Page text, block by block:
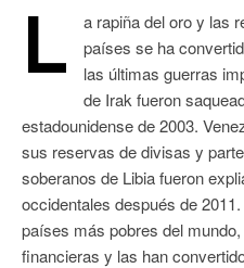
L
a rapiña del oro y las
países se ha
las últimas guerras
de Irak fueron
estadounidense de 2003.
sus reservas de divisas y
soberanos de Libia fueron
occidentales después de
países más pobres del
financieras y las han